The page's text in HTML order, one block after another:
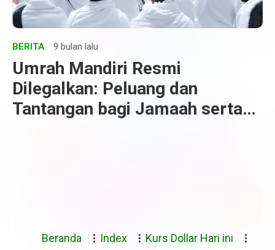
BERITA 9 bulan lalu
Umrah Mandiri Resmi
Dilegalkan: Peluang dan
Tantangan bagi Jamaah serta
Beranda Index
Kurs Dollar Hari ini